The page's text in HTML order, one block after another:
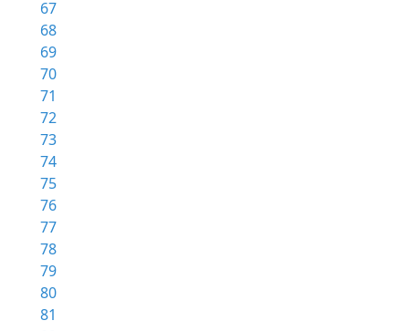
67
68
69
70
71
72
73
74
75
76
77
78
79
80
81